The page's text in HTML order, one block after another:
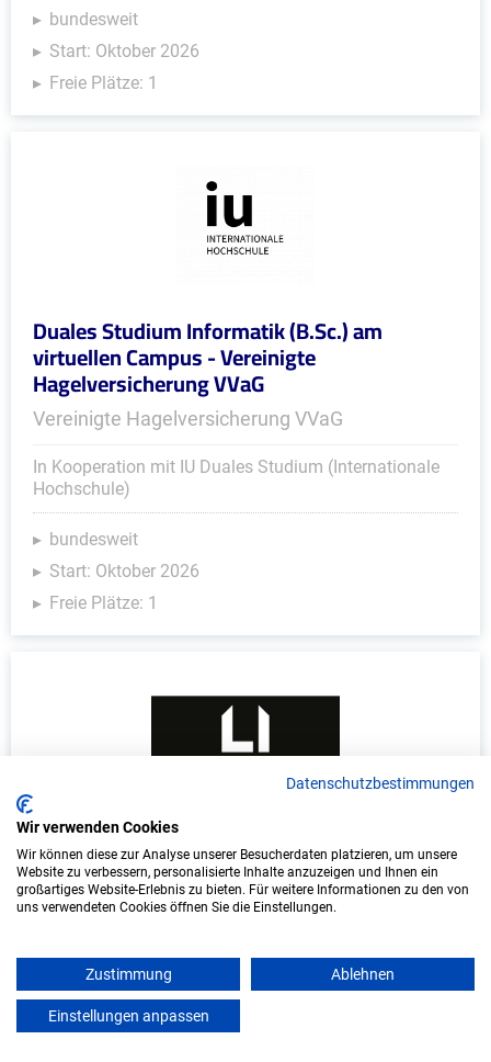
bundesweit
Start: Oktober 2026
Freie Plätze: 1
Duales Studium Informatik (B.Sc.) am
virtuellen Campus - Vereinigte
Hagelversicherung VVaG
Vereinigte Hagelversicherung VVaG
In Kooperation mit IU Duales Studium (Internationale
Hochschule)
bundesweit
Start: Oktober 2026
Freie Plätze: 1
Duales Studium Informatik (B.Sc.) am
virtuellen Campus - Lange Immo GmbH
LANGE IMMO GmbH
In Kooperation mit IU Duales Studium
(Internationale Hochschule)
bundesweit
Datenschutzbestimmungen
Wir verwenden Cookies
Wir können diese zur Analyse unserer Besucherdaten platzieren, um unsere
Website zu verbessern, personalisierte Inhalte anzuzeigen und Ihnen ein
großartiges Website-Erlebnis zu bieten. Für weitere Informationen zu den von
uns verwendeten Cookies öffnen Sie die Einstellungen.
Zustimmung Ablehnen
Einstellungen anpassen